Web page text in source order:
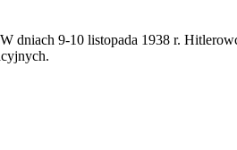
dniach 9-10 listopada 1938 r.